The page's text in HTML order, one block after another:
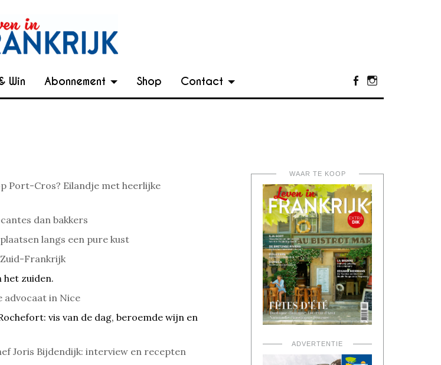
Win Abonnement Shop Contact Facebook
Port-Cros? Eilandje met heerlijke
dan bakkers
langs een pure kust
Frankrijk
het zuiden.
advocaat in Nice
vis van de dag, beroemde wijn en
Joris Bijdendijk: interview en recepten
WAAR TE KOOP
ADVERTENTIE